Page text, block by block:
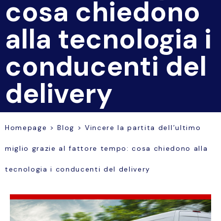
cosa chiedono
alla tecnologia i
conducenti del
delivery
Homepage >Blog >Vincere la partita dell’ultimo
miglio grazie al fattore tempo: cosa chiedono alla
tecnologia i conducenti del delivery